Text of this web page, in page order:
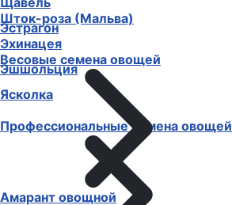
Шток-роза (Мальва)
Эхинацея
Эшшольция
Ясколка
Профессиональные семена овощей
Эстрагон
Весовые семена овощей
Амарант овощной